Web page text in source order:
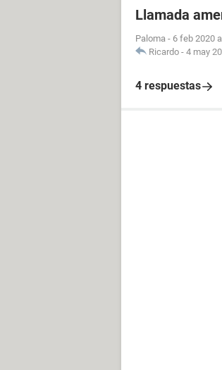
Llamada
Paloma - 6 feb 2020
Ricardo - 4 may
4 respuestas